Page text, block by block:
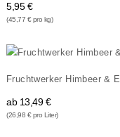
5,95 €
(45,77 € pro kg)
Fruchtwerker Himbeer &
ab 13,49 €
(26,98 € pro Liter)